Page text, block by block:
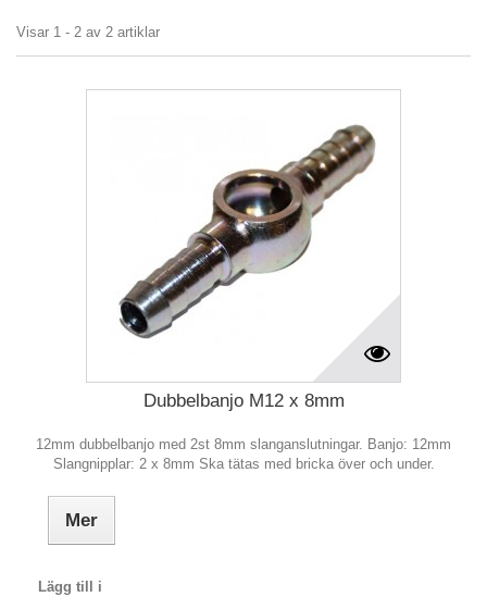
Visar 1 - 2 av 2 artiklar
Dubbelbanjo M12 x 8mm
12mm dubbelbanjo med 2st 8mm slanganslutningar. Banjo: 12mm
Slangnipplar: 2 x 8mm Ska tätas med bricka över och under.
Mer
Lägg till i